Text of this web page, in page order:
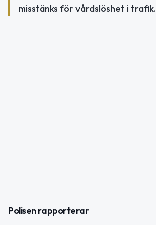
misstänks för vårdslöshet i trafik.
Polisen rapporterar